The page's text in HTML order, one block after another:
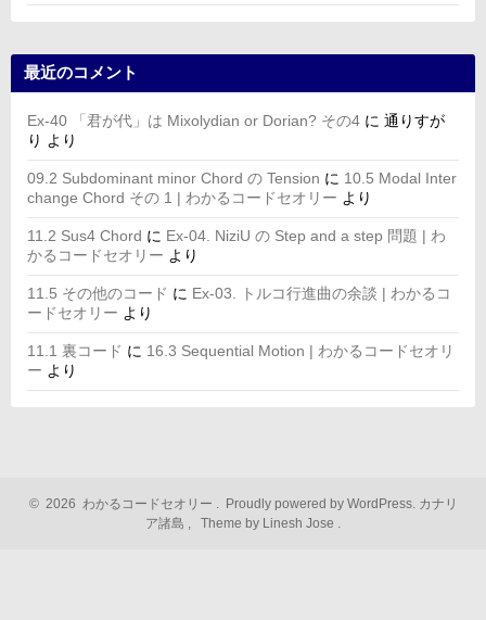
最近のコメント
Ex-40 「君が代」は Mixolydian or Dorian? その4 に 通りすが
り より
09.2 Subdominant minor Chord の Tension に 10.5 Modal Inter
change Chord その 1 | わかるコードセオリー より
11.2 Sus4 Chord に Ex-04. NiziU の Step and a step 問題 | わ
かるコードセオリー より
11.5 その他のコード に Ex-03. トルコ行進曲の余談 | わかるコ
ードセオリー より
11.1 裏コード に 16.3 Sequential Motion | わかるコードセオリ
ー より
© 2026 わかるコードセオリー . Proudly powered by WordPress. カナリ
ア諸島 , Theme by Linesh Jose .